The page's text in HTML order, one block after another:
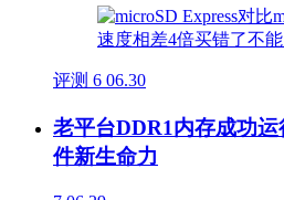
评测 6 06.30
老平台DDR1内存成功
件新生命力